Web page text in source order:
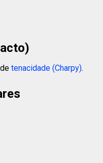
tenacidade (Charpy).